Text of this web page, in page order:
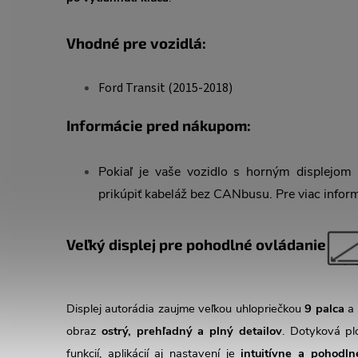
Vhodné pre vozidlá:
Ford Transit (2015-2018)
Informácie pred nákupom:
Pokiaľ je vaše vozidlo s horným
prikúpiť kabeláž bez CANbusu. Pre viac
Veľký displej pre pohodlné ovládanie
Displej autorádia zaujme veľkou uhlopriečkou9 palca a
obraz ostrý, prehľadný a plný detailov. Dotyková
funkcií, aplikácií aj nastavení jeintuitívne a